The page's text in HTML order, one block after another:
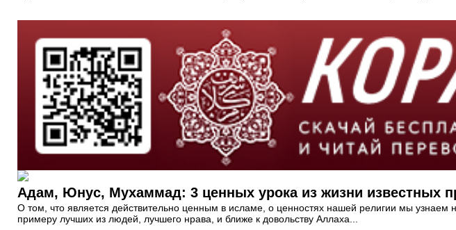
Адам, Юнус, Мухаммад: 3 ценных урока из жизни известных
О том, что является действительно ценным в исламе, о ценностях нашей религии мы
примеру лучших из людей, лучшего нрава, и ближе к довольству Аллаха...